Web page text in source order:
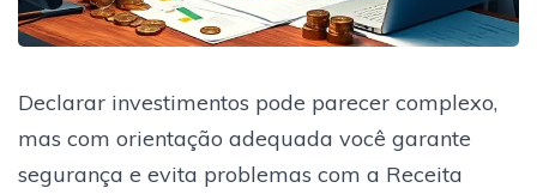
Declarar investimentos pode parecer complexo,
mas com orientação adequada você garante
segurança e evita problemas com a Receita